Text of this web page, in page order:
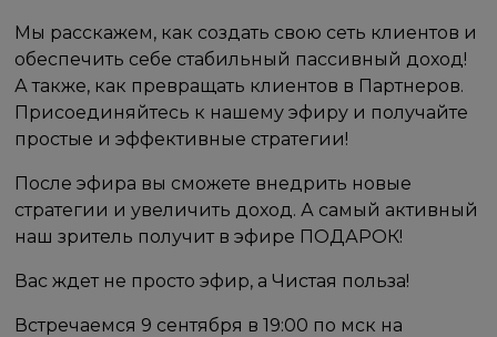
Мы расскажем, как создать свою сеть клиентов и
обеспечить себе стабильный пассивный доход!
А также, как превращать клиентов в Партнеров.
Присоединяйтесь к нашему эфиру и получайте
простые и эффективные стратегии!
После эфира вы сможете внедрить новые
стратегии и увеличить доход. А самый активный
наш зритель получит в эфире ПОДАРОК!
Вас ждет не просто эфир, а Чистая польза!
Встречаемся 9 сентября в 19:00 по мск на